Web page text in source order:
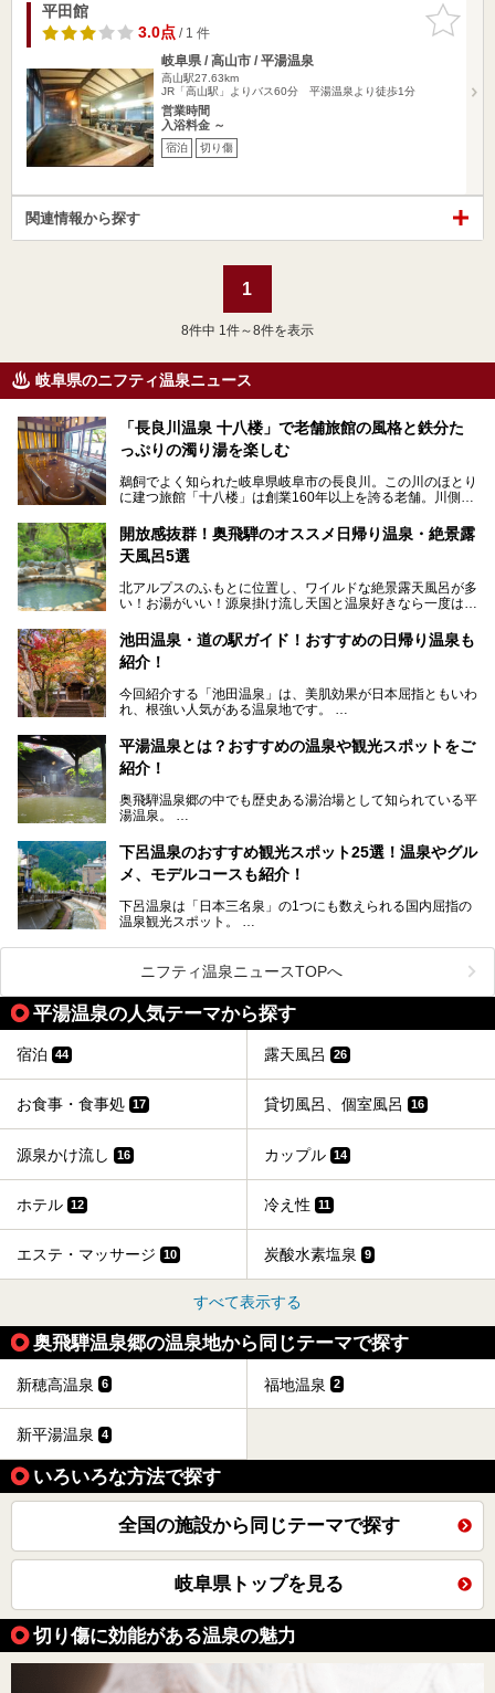
お気に入
りに追加
平田館
3.0点/ 1 件
岐阜県 / 高山市 / 平湯温泉
高山駅27.63km
JR「高山駅」よりバス60分 平湯温泉より徒歩1分
営業時間
入浴料金 ～
宿泊 切り傷
関連情報から探す
1
8件中 1件～8件を表示
岐阜県のニフティ温泉ニュース
「長良川温泉 十八楼」で老舗旅館の風格と鉄分た
っぷりの濁り湯を楽しむ
鵜飼でよく知られた岐阜県岐阜市の長良川。この川のほとり
に建つ旅館「十八楼」は創業160年以上を誇る老舗。川側の
濁り湯で、地産地消にこだわった食事も定評があります。
そして大浴場は日帰り入浴もできるんですよ。泊まりでも日
岐阜の手仕事に触れる旅とともに楽しんでみてはいかがでし
ょう！
───
提供元：岐阜県【PR】
この記事は岐阜県のPR記事です。
開放感抜群！奥飛騨のオススメ日帰り温泉・絶景露
天風呂5選
北アルプスのふもとに位置し、ワイルドな絶景露天風呂が多
い！お湯がいい！源泉掛け流し天国と温泉好きなら一度は行
「平湯温泉」「福地温泉」「新平湯温泉」「栃尾温泉」「新
穂高温泉」と5つの温泉地を総称して奥飛騨温泉郷と呼びま
風呂を5ヶ所ご紹介したいと思います。いずれも素晴らしい
温泉ですよ！
池田温泉・道の駅ガイド！おすすめの日帰り温泉も
紹介！
今回紹介する「池田温泉」は、美肌効果が日本屈指ともいわ
れ、根強い人気がある温泉地です。
温泉旅として利用することができます。
池田温泉には道の駅があるなど、温泉、観光、買い物と、さ
そんな池田温泉の魅力を詳しく紹介していきます！
平湯温泉とは？おすすめの温泉や観光スポットをご
紹介！
奥飛騨温泉郷の中でも歴史ある湯治場として知られている平
湯温泉。
らの利用客も増え、ますます賑わいを見せています。そこで
今回は、平湯温泉の観光スポットとおすすめの温泉施設を紹
介します。気になる温泉をぜひチェックしてみてください。
下呂温泉のおすすめ観光スポット25選！温泉やグル
メ、モデルコースも紹介！
下呂温泉は「日本三名泉」の1つにも数えられる国内屈指の
温泉観光スポット。
のグルメを楽しんだり、周辺にある名所にも足を伸ばしたり
したいもの。
本記事では、下呂温泉エリアにあるおすすめの観光スポット
をご紹介するとともに散策する際のモデルコースもご提案。
下呂温泉観光をたっぷりとガイドします！
ニフティ温泉ニュースTOPへ
平湯温泉の人気テーマから探す
宿泊 44 露天風呂 26
お食事・食事処 17 貸切風呂、個室風呂 16
源泉かけ流し 16 カップル 14
ホテル 12 冷え性 11
エステ・マッサージ 10 炭酸水素塩泉 9
すべて表示する
奥飛騨温泉郷の温泉地から同じテーマで探す
新穂高温泉 6 福地温泉 2
新平湯温泉 4
いろいろな方法で探す
全国の施設から同じテーマで探す
岐阜県トップを見る
切り傷に効能がある温泉の魅力